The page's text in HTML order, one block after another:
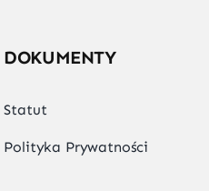
DOKUMENTY
Statut
Polityka Prywatności